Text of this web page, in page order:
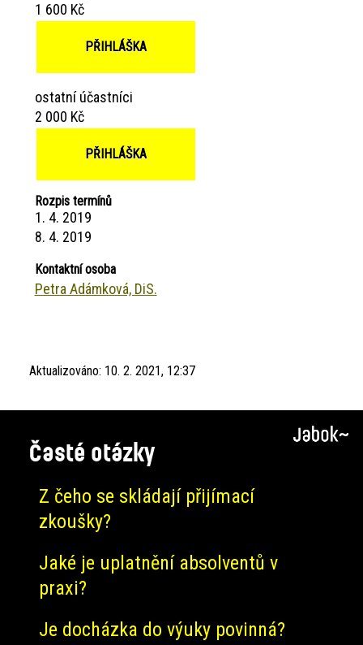
1 600 Kč
PŘIHLÁŠKA
ostatní účastníci
2 000 Kč
PŘIHLÁŠKA
Rozpis termínů
1. 4. 2019
8. 4. 2019
Kontaktní osoba
Petra Adámková, DiS.
Aktualizováno: 10. 2. 2021, 12:37
Časté otázky
Z čeho se skládají přijímací
zkoušky?
Jaké je uplatnění absolventů v
praxi?
Je docházka do výuky povinná?